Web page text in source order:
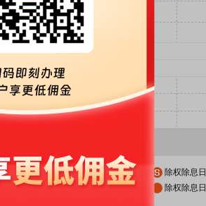
股权登记日
除权除息日
股权登记日前一交易日 除权除息